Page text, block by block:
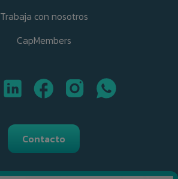
Trabaja con nosotros
CapMembers
Contacto